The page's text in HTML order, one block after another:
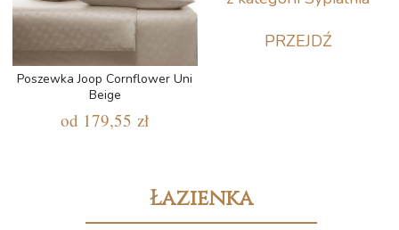
Poszewka Joop Cornflower Uni
Beige
od 179,55 zł
PRZEJDŹ
Łazienka